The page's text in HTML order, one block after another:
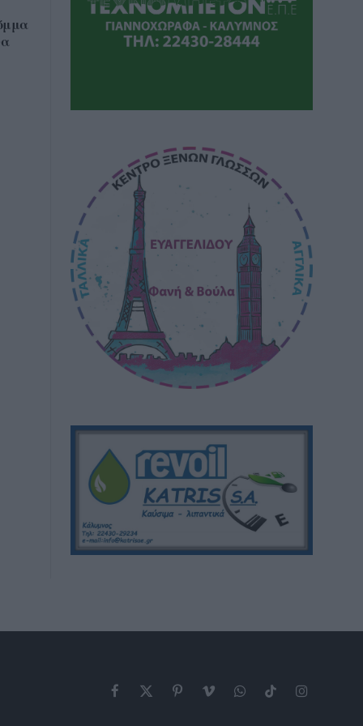
Facebook
X
PinterestVimeoWhatsAppTikTokInstagram